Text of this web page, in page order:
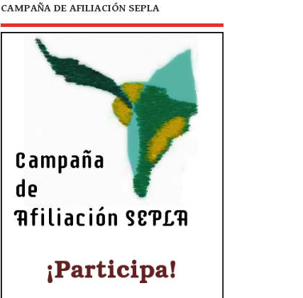
CAMPAÑA DE AFILIACIÓN SEPLA